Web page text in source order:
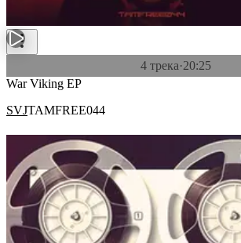
4 трека·20:25
War Viking EP
SVJTAMFREE044